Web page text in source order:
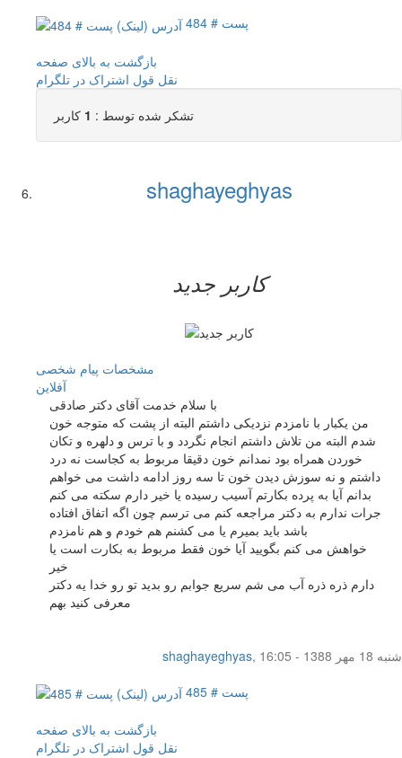
پست # 484
بازگشت به بالای صفحه
نقل قول اشتراک در تلگرام
تشکر شده توسط : 1 کاربر
shaghayeghyas
کاربر جدید
مشخصات پیام شخصی
آفلاين
با سلام خدمت آقای دکتر صادقی
من یکبار با نامزدم نزدیکی داشتم البته از پشت که متوجه خون
شدم البته من تلاش داشتم انجام نگردد و با ترس و دلهره و تکان
خوردن همراه بود نمدانم خون دقیقا مربوط به کجاست نه درد
داشتم و نه سوزش دیدن خون تا سه روز ادامه داشت می خواهم
بدانم آیا به پرده بکارتم آسیب رسیده یا خیر دارم سکته می کنم
جرات ندارم به دکتر مراجعه کنم می ترسم چون اگه اتفاق افتاده
باشد باید بمیرم یا می کشنم هم خودم و هم نامزدم
خواهش می کنم بگویید آیا خون فقط مربوط به بکارت است یا
خیر
دارم ذره ذره آب می شم سریع جوابم رو بدید تو رو خدا یه دکتر
معرفی کنید بهم
shaghayeghyas,
شنبه 18 مهر 1388 - 16:05
پست # 485
بازگشت به بالای صفحه
نقل قول اشتراک در تلگرام